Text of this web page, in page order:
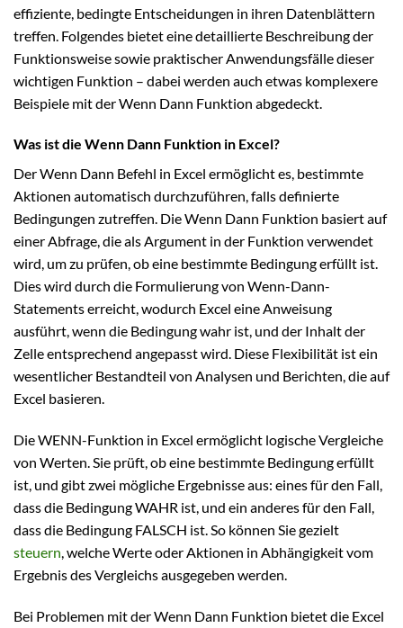
effiziente, bedingte Entscheidungen in ihren Datenblättern
treffen. Folgendes bietet eine detaillierte Beschreibung der
Funktionsweise sowie praktischer Anwendungsfälle dieser
wichtigen Funktion – dabei werden auch etwas komplexere
Beispiele mit der Wenn Dann Funktion abgedeckt.
Was ist die Wenn Dann Funktion in Excel?
Der Wenn Dann Befehl in Excel ermöglicht es, bestimmte
Aktionen automatisch durchzuführen, falls definierte
Bedingungen zutreffen. Die Wenn Dann Funktion basiert auf
einer Abfrage, die als Argument in der Funktion verwendet
wird, um zu prüfen, ob eine bestimmte Bedingung erfüllt ist.
Dies wird durch die Formulierung von Wenn-Dann-
Statements erreicht, wodurch Excel eine Anweisung
ausführt, wenn die Bedingung wahr ist, und der Inhalt der
Zelle entsprechend angepasst wird. Diese Flexibilität ist ein
wesentlicher Bestandteil von Analysen und Berichten, die auf
Excel basieren.
Die WENN-Funktion in Excel ermöglicht logische Vergleiche
von Werten. Sie prüft, ob eine bestimmte Bedingung erfüllt
ist, und gibt zwei mögliche Ergebnisse aus: eines für den Fall,
dass die Bedingung WAHR ist, und ein anderes für den Fall,
dass die Bedingung FALSCH ist. So können Sie gezielt
steuern, welche Werte oder Aktionen in Abhängigkeit vom
Ergebnis des Vergleichs ausgegeben werden.
Bei Problemen mit der Wenn Dann Funktion bietet die Excel